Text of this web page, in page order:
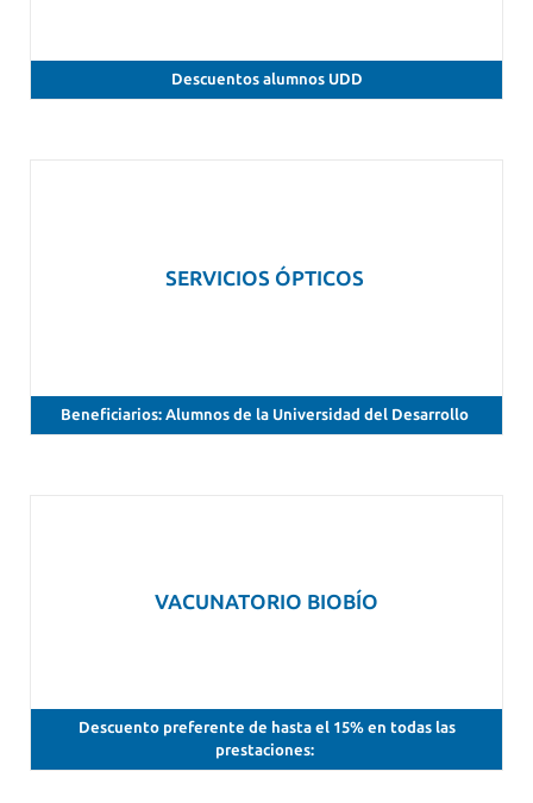
Descuentos alumnos UDD
SERVICIOS ÓPTICOS
Beneficiarios: Alumnos de la Universidad del Desarrollo
VACUNATORIO BIOBÍO
Descuento preferente de hasta el 15% en todas las
prestaciones: